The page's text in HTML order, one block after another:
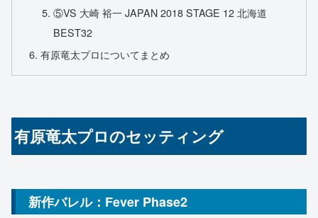
⑤VS 大崎 裕一 JAPAN 2018 STAGE 12 北海道
BEST32
有原竜太プロについてまとめ
有原竜太プロのセッティング
新作バレル：Fever Phase2